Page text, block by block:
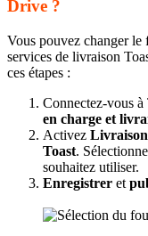
Drive ?
Vous pouvez changer
services de livraison
ces étapes :
Connectez-vous à
en charge et
Activez Livraison
Toast.
souhaitez utiliser.
Enregistrer et